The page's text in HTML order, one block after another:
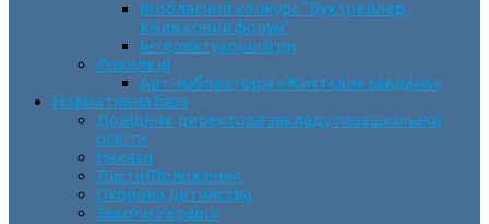
ІII обласний конкурс “Буктрейлер.
Книжковий форум”
Інтелектуальні ігри
Локальні
Арт-лабораторія «Життєвих завдань»
Нормативна база
Довідник директора закладу позашкільної
освіти
Накази
Листи/Положення
Охорона дитинства
Закони України